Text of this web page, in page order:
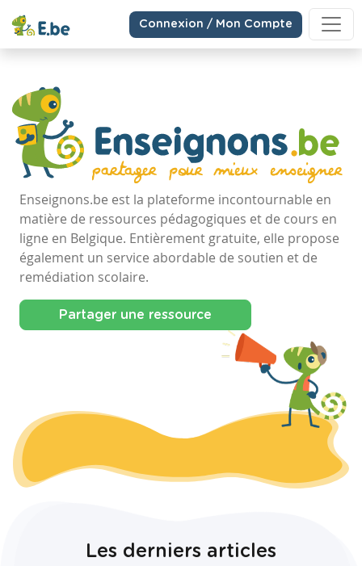
Connexion / Mon Compte
Enseignons.be est la plateforme incontournable en
matière de ressources pédagogiques et de cours en
ligne en Belgique. Entièrement gratuite, elle propose
également un service abordable de soutien et de
remédiation scolaire.
Partager une ressource
Les derniers articles